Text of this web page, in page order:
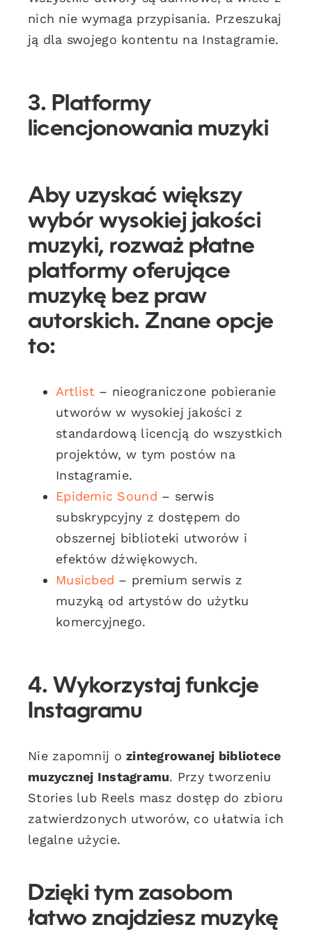
nich nie wymaga przypisania. Przeszukaj
ją dla swojego kontentu na Instagramie.
3. Platformy
licencjonowania muzyki
Aby uzyskać większy
wybór wysokiej jakości
muzyki, rozważ płatne
platformy oferujące
muzykę bez praw
autorskich. Znane opcje
to:
Artlist – nieograniczone pobieranie
utworów w wysokiej jakości z
standardową licencją do wszystkich
projektów, w tym postów na
Instagramie.
Epidemic Sound – serwis
subskrypcyjny z dostępem do
obszernej biblioteki utworów i
efektów dźwiękowych.
Musicbed – premium serwis z
muzyką od artystów do użytku
komercyjnego.
4. Wykorzystaj funkcje
Instagramu
Nie zapomnij ozintegrowanej bibliotece
muzycznej Instagramu. Przy tworzeniu
Stories lub Reels masz dostęp do zbioru
zatwierdzonych utworów, co ułatwia ich
legalne użycie.
Dzięki tym zasobom
łatwo znajdziesz muzykę